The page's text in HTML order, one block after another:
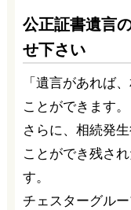
公正証書遺言
せ下さい
「遺言があれば
ことができます。
さらに、相続発
ことができ残さ
す。
チェスターグル